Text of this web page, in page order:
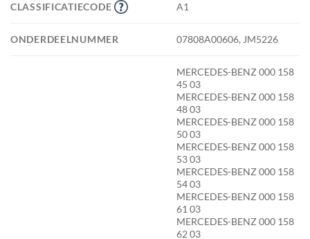
CLASSIFICATIECODE A1
ONDERDEELNUMMER 07808A00606, JM5226
MERCEDES-BENZ 000 158
45 03
MERCEDES-BENZ 000 158
48 03
MERCEDES-BENZ 000 158
50 03
MERCEDES-BENZ 000 158
53 03
MERCEDES-BENZ 000 158
54 03
MERCEDES-BENZ 000 158
61 03
MERCEDES-BENZ 000 158
62 03